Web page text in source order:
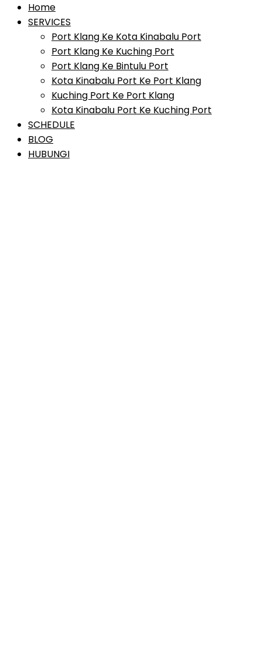
Home
SERVICES
Port Klang Ke Kota Kinabalu Port
Port Klang Ke Kuching Port
Port Klang Ke Bintulu Port
Kota Kinabalu Port Ke Port Klang
Kuching Port Ke Port Klang
Kota Kinabalu Port Ke Kuching Port
SCHEDULE
BLOG
HUBUNGI